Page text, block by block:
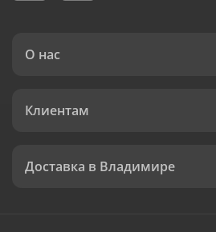
О нас
Клиентам
Доставка в Владимире